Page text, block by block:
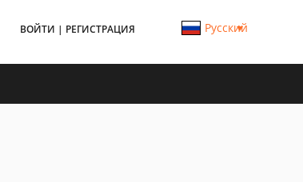
ВОЙТИ | РЕГИСТРАЦИЯ Русский